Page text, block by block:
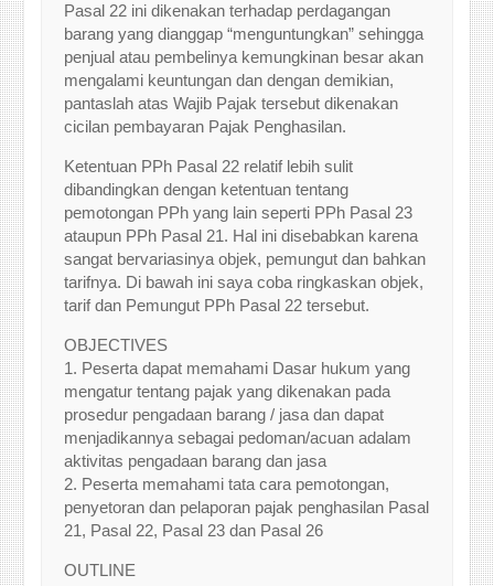
Pasal 22 ini dikenakan terhadap perdagangan
barang yang dianggap “menguntungkan” sehingga
penjual atau pembelinya kemungkinan besar akan
mengalami keuntungan dan dengan demikian,
pantaslah atas Wajib Pajak tersebut dikenakan
cicilan pembayaran Pajak Penghasilan.
Ketentuan PPh Pasal 22 relatif lebih sulit
dibandingkan dengan ketentuan tentang
pemotongan PPh yang lain seperti PPh Pasal 23
ataupun PPh Pasal 21. Hal ini disebabkan karena
sangat bervariasinya objek, pemungut dan bahkan
tarifnya. Di bawah ini saya coba ringkaskan objek,
tarif dan Pemungut PPh Pasal 22 tersebut.
OBJECTIVES
1. Peserta dapat memahami Dasar hukum yang
mengatur tentang pajak yang dikenakan pada
prosedur pengadaan barang / jasa dan dapat
menjadikannya sebagai pedoman/acuan adalam
aktivitas pengadaan barang dan jasa
2. Peserta memahami tata cara pemotongan,
penyetoran dan pelaporan pajak penghasilan Pasal
21, Pasal 22, Pasal 23 dan Pasal 26
OUTLINE